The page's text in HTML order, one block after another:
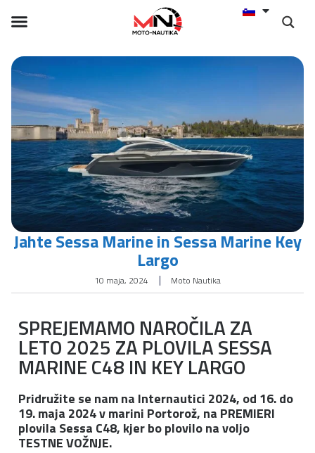
Jahte Sessa Marine in Sessa Marine Key
Largo
10 maja, 2024 Moto Nautika
SPREJEMAMO NAROČILA ZA
LETO 2025 ZA PLOVILA SESSA
MARINE C48 IN KEY LARGO
Pridružite se nam na Internautici 2024, od 16. do
19. maja 2024 v marini Portorož, na PREMIERI
plovila Sessa C48, kjer bo plovilo na voljo
TESTNE VOŽNJE.